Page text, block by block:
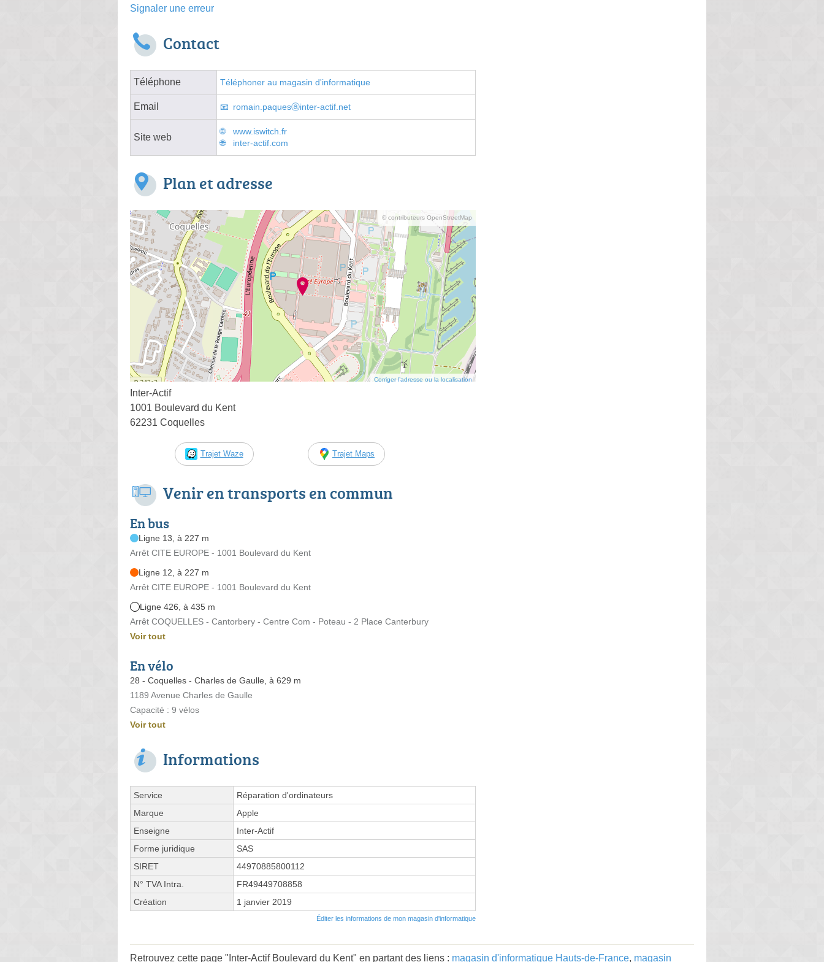
Signaler une erreur
Contact
Téléphone Téléphoner au magasin d'informatique
Email romain.paquesⓐinter-actif.net
Site web
www.iswitch.fr
inter-actif.com
Plan et adresse
© contributeurs OpenStreetMap
Corriger l’adresse ou la localisation
Inter-Actif
1001 Boulevard du Kent
62231 Coquelles
Trajet Waze Trajet Maps
Venir en transports en commun
En bus
Ligne 13, à 227 m
Arrêt CITE EUROPE - 1001 Boulevard du Kent
Ligne 12, à 227 m
Arrêt CITE EUROPE - 1001 Boulevard du Kent
Ligne 426, à 435 m
Arrêt COQUELLES - Cantorbery - Centre Com - Poteau - 2 Place Canterbury
Voir tout
En vélo
28 - Coquelles - Charles de Gaulle, à 629 m
1189 Avenue Charles de Gaulle
Capacité : 9 vélos
Voir tout
Informations
Service
Réparation d'ordinateurs
Marque
Apple
Enseigne
Inter-Actif
Forme juridique
SAS
SIRET
44970885800112
N° TVA Intra.
FR49449708858
Création
1 janvier 2019
Éditer les informations de mon magasin d'informatique
Retrouvez cette page "Inter-Actif Boulevard du Kent" en partant des liens : magasin d'informatique Hauts-de-France, magasin